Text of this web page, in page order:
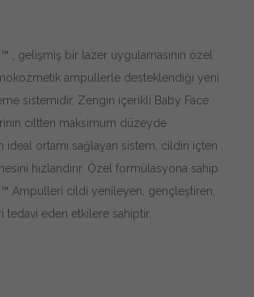
, gelişmiş bir lazer uygulamasının özel
ampullerle desteklendiği yeni
sistemidir. Zengin içerikli Baby Face
ciltten maksimum düzeyde
ortamı sağlayan sistem, cildin içten
hızlandırır. Özel formülasyona sahip
Ampulleri cildi yenileyen, gençleştiren,
tedavi eden etkilere sahiptir.